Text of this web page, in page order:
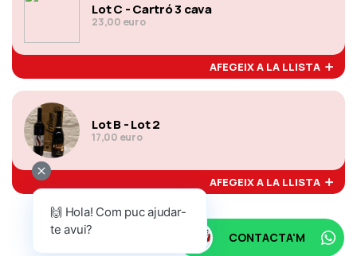
Lot C - Cartró 3 cava
23,00 euro
AFEGEIX A LA LLISTA
Lot B - Lot 2
17,00 euro
AFEGEIX A LA LLISTA
CONTACTA'M
🙌 Hola! Com puc ajudar-
te avui?